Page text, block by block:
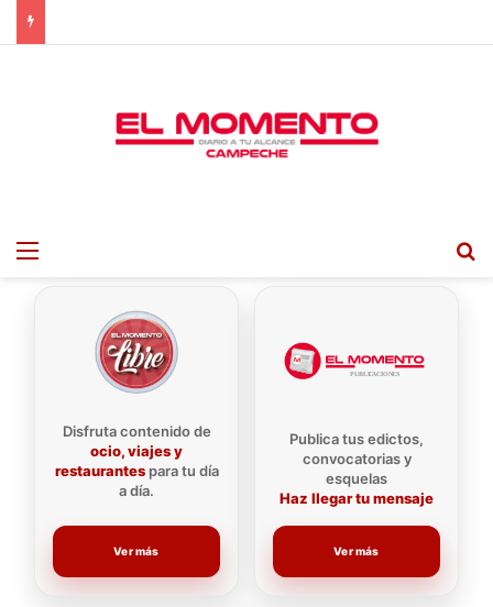
Menu
Disfruta contenido de
ocio, viajes y
restaurantespara tu día
a día.
Ver más
Publica tus edictos,
convocatorias y
esquelas
Haz llegar tu mensaje
Ver más